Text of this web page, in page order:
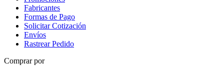
Fabricantes
Formas de Pago
Solicitar Cotización
Envíos
Rastrear Pedido
Comprar por